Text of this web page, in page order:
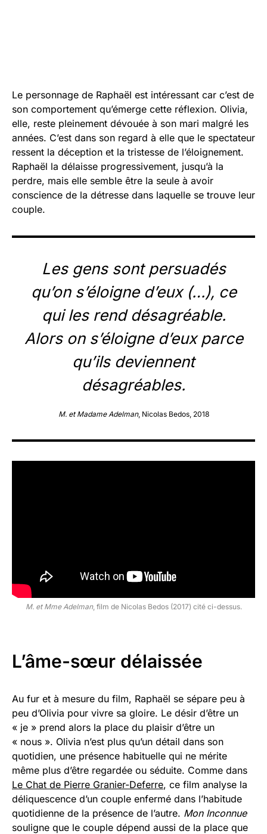
Le personnage de Raphaël est intéressant car c’est de
son comportement qu’émerge cette réflexion. Olivia,
elle, reste pleinement dévouée à son mari malgré les
années. C’est dans son regard à elle que le spectateur
ressent la déception et la tristesse de l’éloignement.
Raphaël la délaisse progressivement, jusqu’à la
perdre, mais elle semble être la seule à avoir
conscience de la détresse dans laquelle se trouve leur
couple.
Les gens sont persuadés
qu’on s’éloigne d’eux (…), ce
qui les rend désagréable.
Alors on s’éloigne d’eux parce
qu’ils deviennent
désagréables.
M. et Madame Adelman, Nicolas Bedos, 2018
M. et Mme Adelman, film de Nicolas Bedos (2017) cité ci-dessus.
L’âme-sœur délaissée
Au fur et à mesure du film, Raphaël se sépare peu à
peu d’Olivia pour vivre sa gloire. Le désir d’être un
« je » prend alors la place du plaisir d’être un
« nous ». Olivia n’est plus qu’un détail dans son
quotidien, une présence habituelle qui ne mérite
même plus d’être regardée ou séduite. Comme dans
Le Chat de Pierre Granier-Deferre, ce film analyse la
déliquescence d’un couple enfermé dans l’habitude
quotidienne de la présence de l’autre. Mon Inconnue
souligne que le couple dépend aussi de la place que